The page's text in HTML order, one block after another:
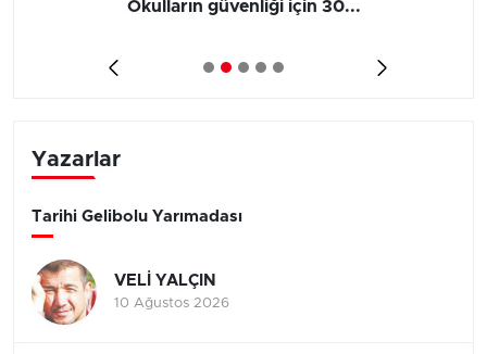
için 30... Vergi ve SGK
Yazarlar
Tarihi Gelibolu Yarımadası
VELİ YALÇIN
10 Ağustos 2026